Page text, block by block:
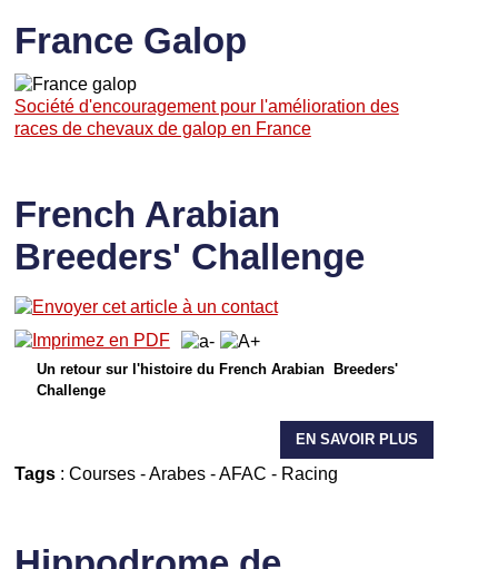
France Galop
Société d'encouragement pour l'amélioration des
races de chevaux de galop en France
French Arabian
Breeders' Challenge
Un retour sur l'histoire du French Arabian Breeders'
Challenge
EN SAVOIR PLUS
Tags: Courses- Arabes- AFAC - Racing